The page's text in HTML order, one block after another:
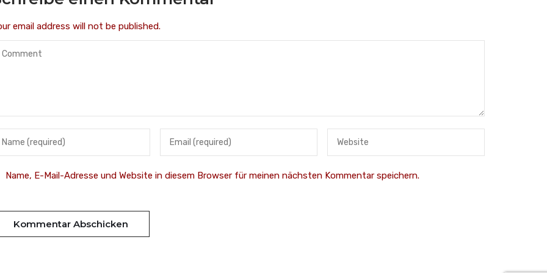
email address will not be published.
Name, E-Mail-Adresse und Website in diesem Browser für meinen nächsten Kommentar speichern.